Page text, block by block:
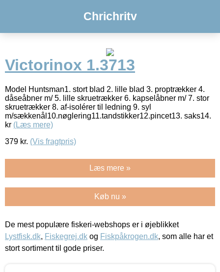
Chrichritv
Victorinox 1.3713
Model Huntsman1. stort blad 2. lille blad 3. proptrækker 4.
dåseåbner m/ 5. lille skruetrækker 6. kapselåbner m/ 7. stor
skruetrækker 8. af-isolérer til ledning 9. syl
m/sækkenål10.nøglering11.tandstikker12.pincet13. saks14.
kr (Læs mere)
379 kr. (Vis fragtpris)
Læs mere »
Køb nu »
De mest populære fiskeri-webshops er i øjeblikket
Lystfisk.dk, Fiskegrej.dk og Fiskpåkrogen.dk, som alle har et
stort sortiment til gode priser.